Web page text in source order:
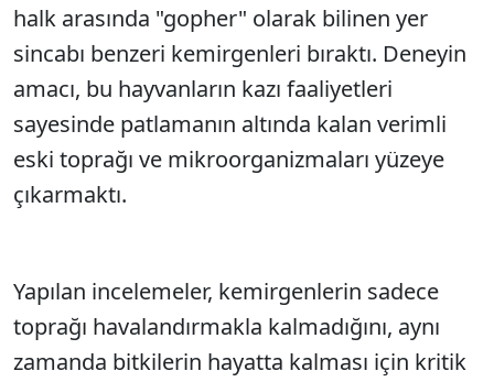
halk arasında "gopher" olarak bilinen yer
sincabı benzeri kemirgenleri bıraktı. Deneyin
amacı, bu hayvanların kazı faaliyetleri
sayesinde patlamanın altında kalan verimli
eski toprağı ve mikroorganizmaları yüzeye
çıkarmaktı.
Yapılan incelemeler, kemirgenlerin sadece
toprağı havalandırmakla kalmadığını, aynı
zamanda bitkilerin hayatta kalması için kritik